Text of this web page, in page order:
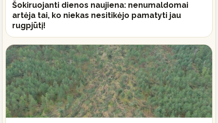
Šokiruojanti dienos naujiena: nenumaldomai
artėja tai, ko niekas nesitikėjo pamatyti jau
rugpjūtį!